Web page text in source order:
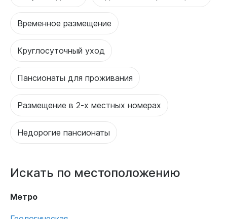
Временное размещение
Круглосуточный уход
Пансионаты для проживания
Размещение в 2-х местных номерах
Недорогие пансионаты
Искать по местоположению
Метро